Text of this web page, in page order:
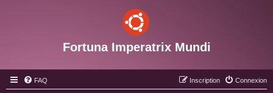
Fortuna Imperatrix Mundi
FAQ Connexion
Inscription